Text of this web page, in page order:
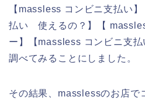
【massless コンビニ支払い
払い 使えるの？】【
ー】【massless コンビニ支
調べてみることにしました。
その結果、masslessのお店で